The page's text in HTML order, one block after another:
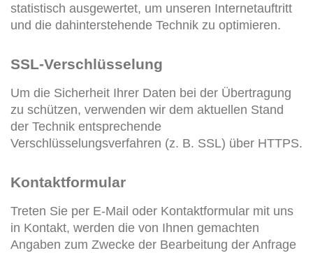
statistisch ausgewertet, um unseren Internetauftritt
und die dahinterstehende Technik zu optimieren.
SSL-Verschlüsselung
Um die Sicherheit Ihrer Daten bei der Übertragung
zu schützen, verwenden wir dem aktuellen Stand
der Technik entsprechende
Verschlüsselungsverfahren (z. B. SSL) über HTTPS.
Kontaktformular
Treten Sie per E-Mail oder Kontaktformular mit uns
in Kontakt, werden die von Ihnen gemachten
Angaben zum Zwecke der Bearbeitung der Anfrage